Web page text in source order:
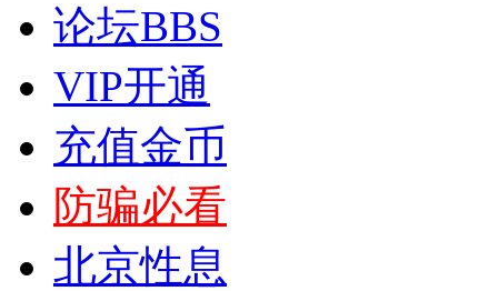
论坛BBS
VIP开通
充值金币
防骗必看
北京性息